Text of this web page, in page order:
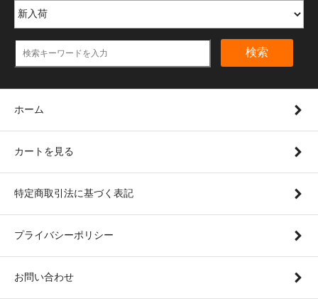
検索
ホーム
カートを見る
特定商取引法に基づく表記
プライバシーポリシー
お問い合わせ